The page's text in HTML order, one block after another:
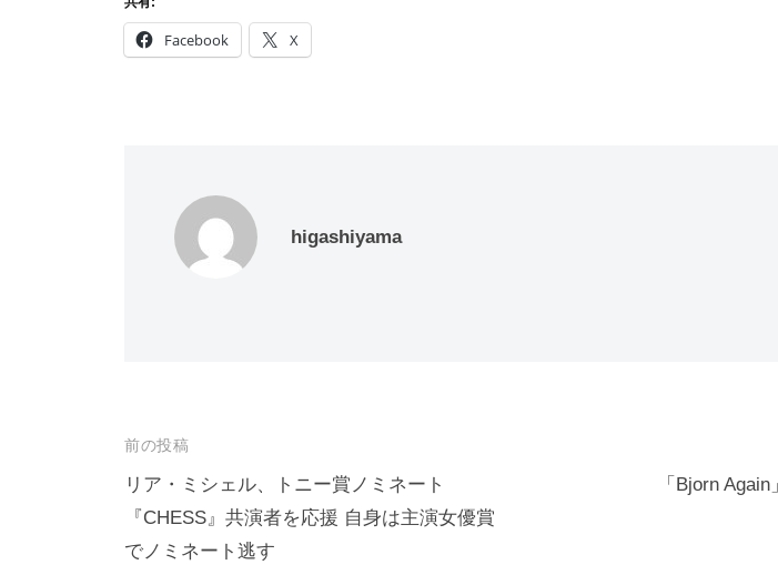
Facebook X
higashiyama
投
稿
ナ
前の投稿
リア・ミシェル、トニー賞ノミネート
『CHESS』共演者を応援 自身は主演女優賞
でノミネート逃す
「Bjorn